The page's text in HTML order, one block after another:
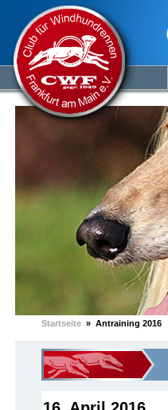
Startseite » Antraining 2016